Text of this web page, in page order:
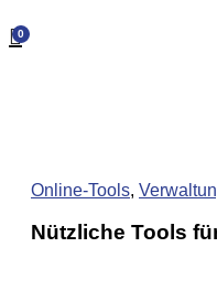
0
Online-Tools,
Nützliche Tools